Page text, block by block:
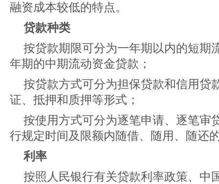
融资成本较低的特点。
贷款种类
按贷款期限可分为一年期以内的短期
年期的中期流动资金贷款；
按贷款方式可分为担保贷款和信用贷
证、抵押和质押等形式；
按使用方式可分为逐笔申请、逐笔审
行规定时间及限额内随借、随用、随还
利率
按照人民银行有关贷款利率政策、中